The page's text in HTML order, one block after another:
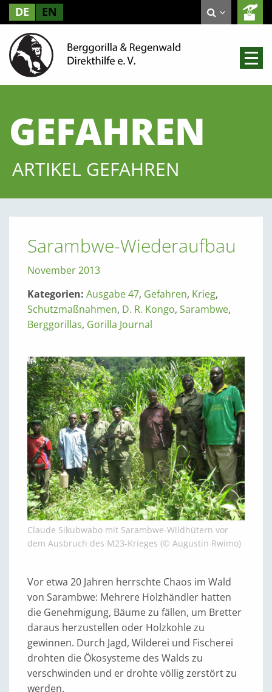
DE EN
GEFAHREN
ARTIKEL GEFAHREN
Sarambwe-Wiederaufbau
November 2013
Kategorien: Ausgabe 47, Gefahren, Krieg,
Schutzmaßnahmen, D. R. Kongo, Sarambwe,
Berggorillas, Gorilla Journal
Claude Sikubwabo mit Sarambwe-Wildhütern vor
dem Ausbruch des M23-Krieges (© Augustin Rwimo)
Vor etwa 20 Jahren herrschte Chaos im Wald
von Sarambwe: Mehrere Holzhändler hatten
die Genehmigung, Bäume zu fällen, um Bretter
daraus herzustellen oder Holzkohle zu
gewinnen. Durch Jagd, Wilderei und Fischerei
drohten die Ökosysteme des Walds zu
verschwinden und er drohte völlig zerstört zu
werden.